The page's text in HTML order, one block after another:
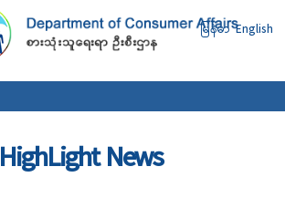
main
content
မြန်မာ English
HighLight News